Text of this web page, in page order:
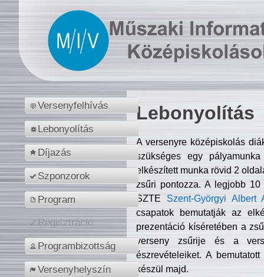
Versenyfelhívás
Lebonyolítás
Díjazás
Szponzorok
Program
Regisztráció
Programbizottság
Versenyhelyszín
Lebonyolítás
A versenyre középiskolás
szükséges egy
elkészített munka rövid 2
zsűri pontozza. A legjobb
SZTE Szent-Györgyi Albert
csapatok bemutatják az
prezentáció kíséretében a
verseny zsűrije és a
észrevételeiket. A
készül majd.